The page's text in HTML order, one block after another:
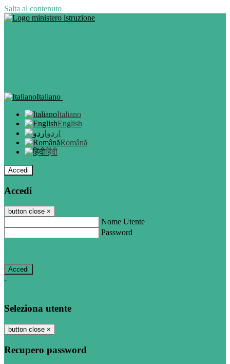
Salta al contenuto
Italiano
Italiano
English
اردو
Română
हिंदी
Accedi
Accedi
button close ×
Nome Utente
Password
-
Seleziona utente
button close ×
Recupero password